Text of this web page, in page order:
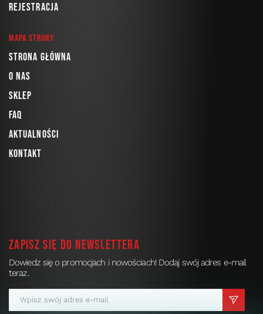
Rejestracja
Mapa strony
Strona główna
O nas
Sklep
FAQ
Aktualności
Kontakt
Zapisz się do newslettera
Dowiedz się o promocjach i nowościach! Dodaj swój adres e-mail
teraz.